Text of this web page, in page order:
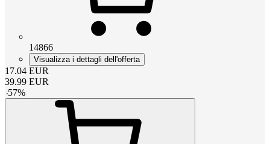
14866
Visualizza i dettagli dell'offerta
17.04 EUR
39.99 EUR
-57%